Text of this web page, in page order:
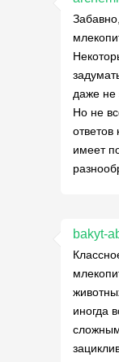
даже не
Но не
имеет
bakyt-
иногда